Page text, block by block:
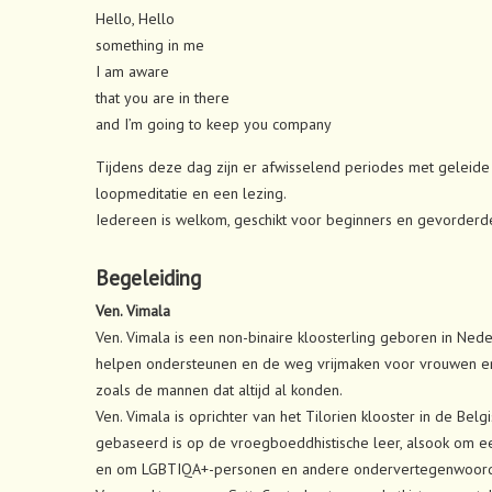
Hello, Hello
something in me
I am aware
that you are in there
and I’m going to keep you company
Tijdens deze dag zijn er afwisselend periodes met geleide
loopmeditatie en een lezing.
Iedereen is welkom, geschikt voor beginners en
Begeleiding
Ven. Vimala
Ven. Vimala is een non-binaire kloosterling geboren in
helpen ondersteunen en de weg vrijmaken voor vrouwen
zoals de mannen dat altijd al konden.
Ven. Vimala is oprichter van het Tilorien klooster in de
gebaseerd is op de vroegboeddhistische leer, alsook om
en om LGBTIQA+-personen en andere